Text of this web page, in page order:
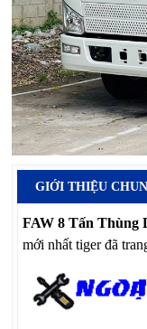
GIỚI THIỆU
FAW 8 Tấn Thùng
mới nhất tiger đã